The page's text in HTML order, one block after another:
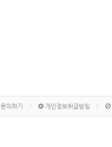
문의하기 개인정보취급방침